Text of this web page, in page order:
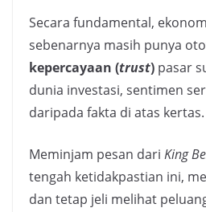
Secara fundamental,
sebenarnya masih punya
kepercayaan (trust) pasar
dunia investasi, sentimen
daripada fakta di atas kertas.
Meminjam pesan dari King
tengah ketidakpastian ini,
dan tetap jeli melihat